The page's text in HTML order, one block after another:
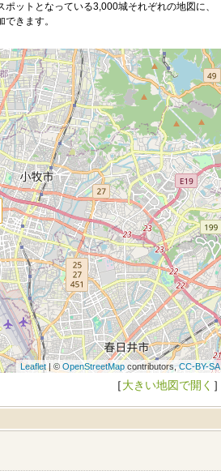
ットとなっている3,000城それぞれの地図に、
きます。
Leaflet| © OpenStreetMapcontributors,CC-BY-SA
［大きい地図で開く ］